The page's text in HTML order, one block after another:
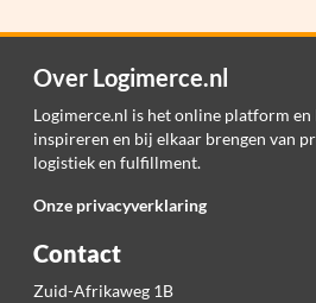
Over Logimerce.nl
Logimerce.nl is het online platform
inspireren en bij elkaar brengen van
logistiek en fulfillment.
Onze privacyverklaring
Contact
Zuid-Afrikaweg 1B